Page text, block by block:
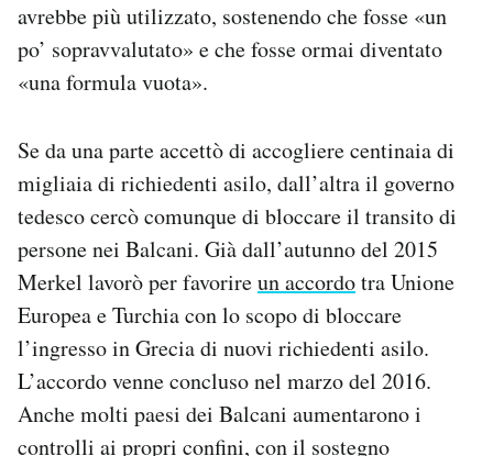
avrebbe più utilizzato, sostenendo che fosse «un
po’ sopravvalutato» e che fosse ormai diventato
«una formula vuota».
Se da una parte accettò di accogliere centinaia di
migliaia di richiedenti asilo, dall’altra il governo
tedesco cercò comunque di bloccare il transito di
persone nei Balcani. Già dall’autunno del 2015
Merkel lavorò per favorireun accordotra Unione
Europea e Turchia con lo scopo di bloccare
l’ingresso in Grecia di nuovi richiedenti asilo.
L’accordo venne concluso nel marzo del 2016.
Anche molti paesi dei Balcani aumentarono i
controlli ai propri confini, con il sostegno